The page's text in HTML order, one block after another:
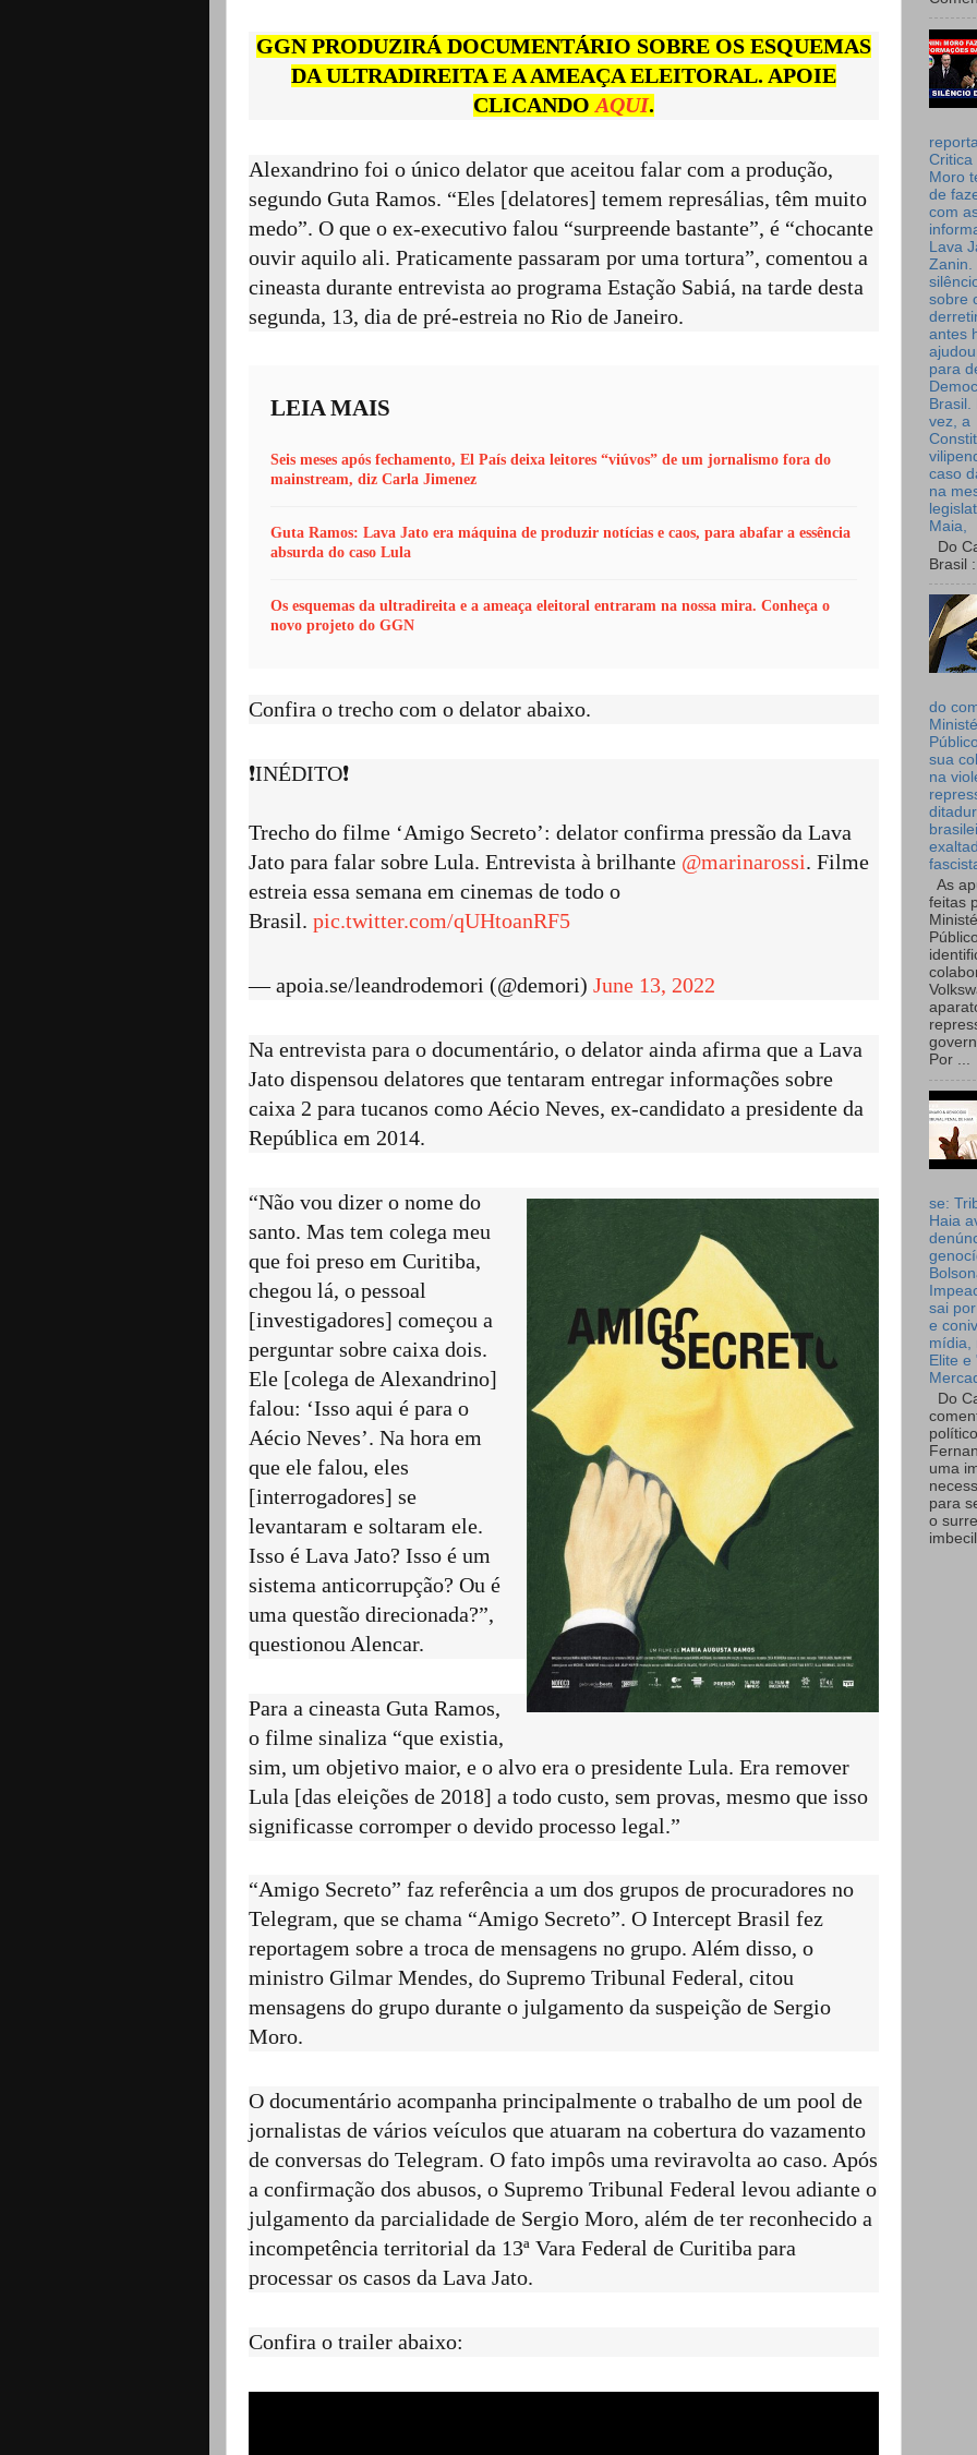
GGN PRODUZIRÁ DOCUMENTÁRIO SOBRE OS ESQUEMAS
DA ULTRADIREITA E A AMEAÇA ELEITORAL. APOIE
CLICANDO AQUI.
Alexandrino foi o único delator que aceitou falar com a produção,
segundo Guta Ramos. “Eles [delatores] temem represálias, têm muito
medo”. O que o ex-executivo falou “surpreende bastante”, é “chocante
ouvir aquilo ali. Praticamente passaram por uma tortura”, comentou a
cineasta durante entrevista ao programa Estação Sabiá, na tarde desta
segunda, 13, dia de pré-estreia no Rio de Janeiro.
LEIA MAIS
Seis meses após fechamento, El País deixa leitores “viúvos” de um jornalismo fora do
mainstream, diz Carla Jimenez
Guta Ramos: Lava Jato era máquina de produzir notícias e caos, para abafar a essência
absurda do caso Lula
Os esquemas da ultradireita e a ameaça eleitoral entraram na nossa mira. Conheça o
novo projeto do GGN
Confira o trecho com o delator abaixo.
❗️INÉDITO❗️
Trecho do filme ‘Amigo Secreto’: delator confirma pressão da Lava
Jato para falar sobre Lula. Entrevista à brilhante @marinarossi. Filme
estreia essa semana em cinemas de todo o
Brasil. pic.twitter.com/qUHtoanRF5
— apoia.se/leandrodemori (@demori) June 13, 2022
Na entrevista para o documentário, o delator ainda afirma que a Lava
Jato dispensou delatores que tentaram entregar informações sobre
caixa 2 para tucanos como Aécio Neves, ex-candidato a presidente da
República em 2014.
“Não vou dizer o nome do
santo. Mas tem colega meu
que foi preso em Curitiba,
chegou lá, o pessoal
[investigadores] começou a
perguntar sobre caixa dois.
Ele [colega de Alexandrino]
falou: ‘Isso aqui é para o
Aécio Neves’. Na hora em
que ele falou, eles
[interrogadores] se
levantaram e soltaram ele.
Isso é Lava Jato? Isso é um
sistema anticorrupção? Ou é
uma questão direcionada?”,
questionou Alencar.
Para a cineasta Guta Ramos,
o filme sinaliza “que existia,
sim, um objetivo maior, e o alvo era o presidente Lula. Era remover
Lula [das eleições de 2018] a todo custo, sem provas, mesmo que isso
significasse corromper o devido processo legal.”
“Amigo Secreto” faz referência a um dos grupos de procuradores no
Telegram, que se chama “Amigo Secreto”. O Intercept Brasil fez
reportagem sobre a troca de mensagens no grupo. Além disso, o
ministro Gilmar Mendes, do Supremo Tribunal Federal, citou
mensagens do grupo durante o julgamento da suspeição de Sergio
Moro.
O documentário acompanha principalmente o trabalho de um pool de
jornalistas de vários veículos que atuaram na cobertura do vazamento
de conversas do Telegram. O fato impôs uma reviravolta ao caso. Após
a confirmação dos abusos, o Supremo Tribunal Federal levou adiante o
julgamento da parcialidade de Sergio Moro, além de ter reconhecido a
incompetência territorial da 13ª Vara Federal de Curitiba para
processar os casos da Lava Jato.
Confira o trailer abaixo:
Critica
Moro
de
com
Lava
Zanin.
sobre
antes
para
Brasil.
vez, a
caso
na
Maia,
Do
Brasil :
do
sua
na
As
feitas
Por ...
se:
Haia
sai
e
mídia,
Elite e
Do
uma
para
o